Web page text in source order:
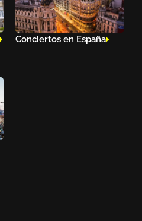
Conciertos en España